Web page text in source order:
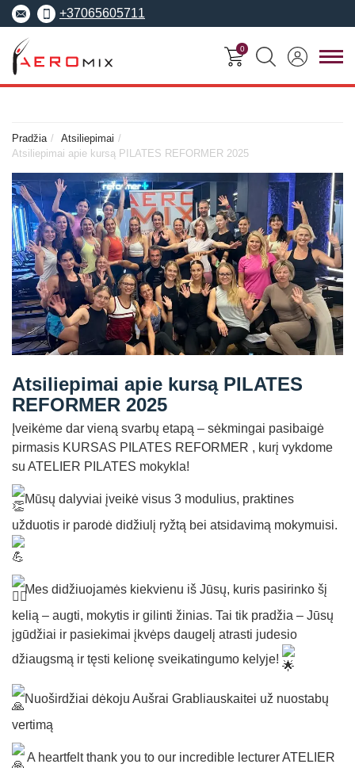
+37065605711
Apie Aeromix
Europos fitneso mokykla
EREPS
Anatomy Trains
Fascia Movement
Dėstytojai
Sėkmės istorijos
Atsiliepimai
Kontaktai
pradedantiesiems
Specializuoti seminarai
Anatomy Trains
Fascia Movement
Konvencijos
Asmeninis treneris
Pilates treneris
Grupinių
treneris
Fizinio rengimo
0
Pradžia
Atsiliepimai
Atsiliepimai apie kursą PILATES REFORMER 2025
Atsiliepimai apie kursą PILATES
REFORMER 2025
Įveikėme dar vieną svarbų etapą – sėkmingai pasibaigė
pirmasis KURSAS PILATES REFORMER , kurį vykdome
su ATELIER PILATES mokykla!
Mūsų dalyviai įveikė visus 3 modulius, praktines
užduotis ir parodė didžiulį ryžtą bei atsidavimą mokymuisi.
Mes didžiuojamės kiekvienu iš Jūsų, kuris pasirinko šį
kelią – augti, mokytis ir gilinti žinias. Tai tik pradžia – Jūsų
įgūdžiai ir pasiekimai įkvėps daugelį atrasti judesio
džiaugsmą ir tęsti kelionę sveikatingumo kelyje!
Nuoširdžiai dėkoju Aušrai Grabliauskaitei už nuostabų
vertimą
A heartfelt thank you to our incredible lecturer ATELIER